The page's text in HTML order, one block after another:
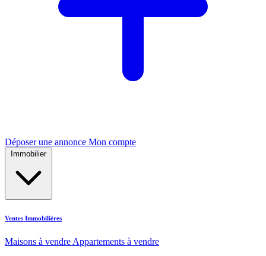
Déposer une annonce Mon compte
Immobilier
Ventes Immobilières
Maisons à vendre Appartements à vendre